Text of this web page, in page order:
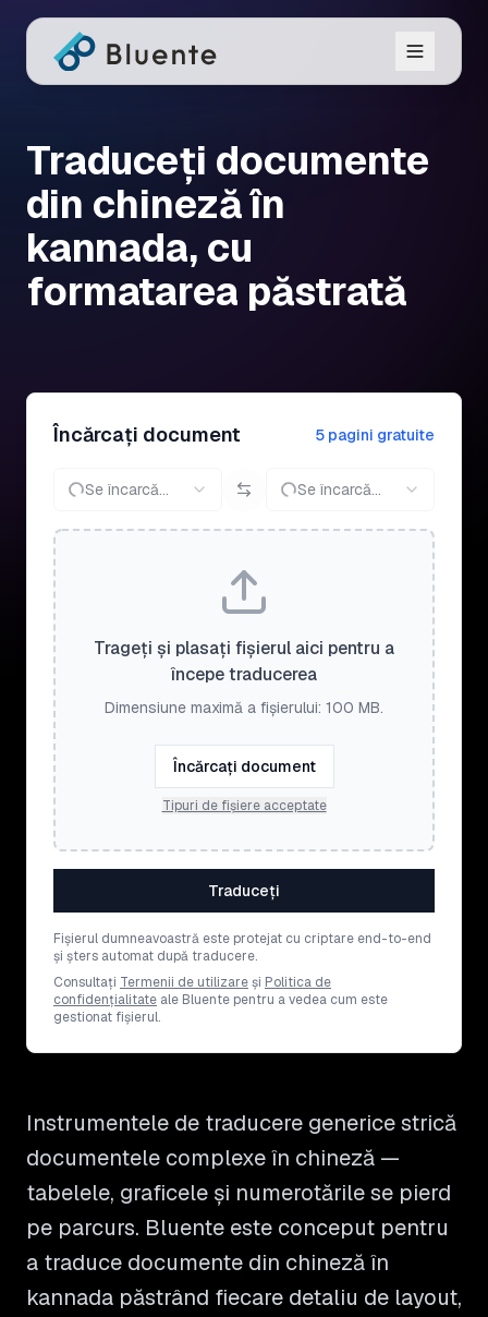
Traduceți documente
din chineză în
kannada, cu
formatarea păstrată
Încărcați document 5 pagini gratuite
Se încarcă... Se încarcă...
Trageți și plasați fișierul aici pentru a
începe traducerea
Dimensiune maximă a fișierului: 100 MB.
Încărcați document
Tipuri de fișiere acceptate
Traduceți
Fișierul dumneavoastră este protejat cu criptare end-to-end
și șters automat după traducere.
Consultați Termenii de utilizareși Politica de
confidențialitate ale Bluente pentru a vedea cum este
gestionat fișierul.
Instrumentele de traducere generice strică
documentele complexe în chineză —
tabelele, graficele și numerotările se pierd
pe parcurs. Bluente este conceput pentru
a traduce documente din chineză în
kannada păstrând fiecare detaliu de layout,